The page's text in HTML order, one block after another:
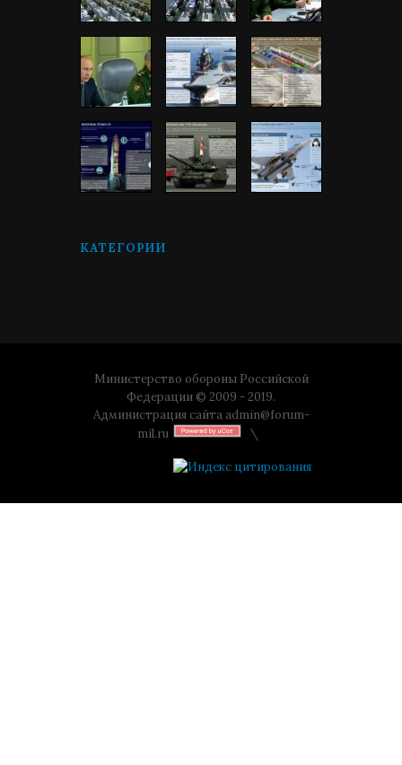
КАТЕГОРИИ
Министерство обороны Российской
Федерации © 2009 - 2019.
Администрация сайта admin@forum-
mil.ru